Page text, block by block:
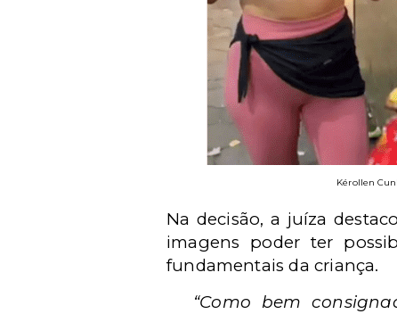
Kérollen
Na decisão, a juíza
imagens poder ter
fundamentais da criança.
“Como bem